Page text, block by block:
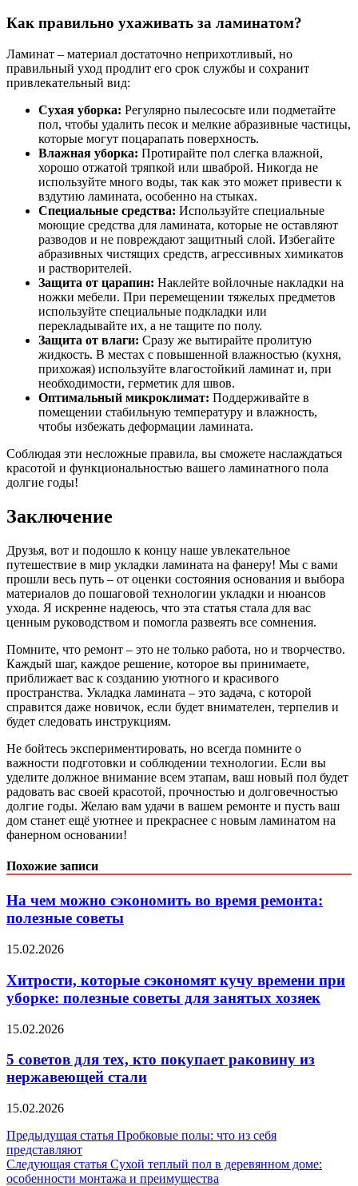
Как правильно ухаживать за ламинатом?
Ламинат – материал достаточно неприхотливый, но
правильный уход продлит его срок службы и сохранит
привлекательный вид:
Сухая уборка: Регулярно пылесосьте или подметайте
пол, чтобы удалить песок и мелкие абразивные частицы,
которые могут поцарапать поверхность.
Влажная уборка: Протирайте пол слегка влажной,
хорошо отжатой тряпкой или шваброй. Никогда не
используйте много воды, так как это может привести к
вздутию ламината, особенно на стыках.
Специальные средства: Используйте специальные
моющие средства для ламината, которые не оставляют
разводов и не повреждают защитный слой. Избегайте
абразивных чистящих средств, агрессивных химикатов
и растворителей.
Защита от царапин: Наклейте войлочные накладки на
ножки мебели. При перемещении тяжелых предметов
используйте специальные подкладки или
перекладывайте их, а не тащите по полу.
Защита от влаги: Сразу же вытирайте пролитую
жидкость. В местах с повышенной влажностью (кухня,
прихожая) используйте влагостойкий ламинат и, при
необходимости, герметик для швов.
Оптимальный микроклимат: Поддерживайте в
помещении стабильную температуру и влажность,
чтобы избежать деформации ламината.
Соблюдая эти несложные правила, вы сможете наслаждаться
красотой и функциональностью вашего ламинатного пола
долгие годы!
Заключение
Друзья, вот и подошло к концу наше увлекательное
путешествие в мир укладки ламината на фанеру! Мы с вами
прошли весь путь – от оценки состояния основания и выбора
материалов до пошаговой технологии укладки и нюансов
ухода. Я искренне надеюсь, что эта статья стала для вас
ценным руководством и помогла развеять все сомнения.
Помните, что ремонт – это не только работа, но и творчество.
Каждый шаг, каждое решение, которое вы принимаете,
приближает вас к созданию уютного и красивого
пространства. Укладка ламината – это задача, с которой
справится даже новичок, если будет внимателен, терпелив и
будет следовать инструкциям.
Не бойтесь экспериментировать, но всегда помните о
важности подготовки и соблюдении технологии. Если вы
уделите должное внимание всем этапам, ваш новый пол будет
радовать вас своей красотой, прочностью и долговечностью
долгие годы. Желаю вам удачи в вашем ремонте и пусть ваш
дом станет ещё уютнее и прекраснее с новым ламинатом на
фанерном основании!
Похожие записи
На чем можно сэкономить во время ремонта:
полезные советы
15.02.2026
Хитрости, которые сэкономят кучу времени при
уборке: полезные советы для занятых хозяек
15.02.2026
5 советов для тех, кто покупает раковину из
нержавеющей стали
15.02.2026
Навигация
по
записям
Предыдущая статья Пробковые полы: что из себя
представляют
Следующая статья Сухой теплый пол в деревянном доме:
особенности монтажа и преимущества